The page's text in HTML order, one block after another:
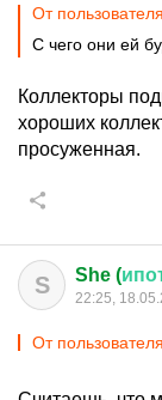
От пользователя
С чего они ей
Коллекторы
хороших
просуженная.
S She (
22:25,
От пользователя